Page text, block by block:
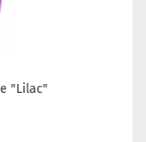
"Lilac"